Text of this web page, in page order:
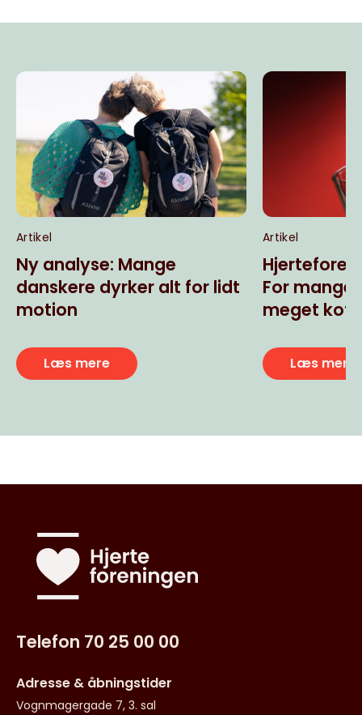
Artikel
Ny analyse: Mange
danskere dyrker alt for lidt
motion
Læs mere
Artikel
For mange
meget
Læs mere
Telefon 70 25 00 00
Adresse & åbningstider
Vognmagergade 7, 3. sal